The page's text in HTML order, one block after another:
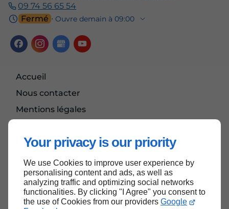
Your privacy is our priority
We use Cookies to improve user experience by
personalising content and ads, as well as
analyzing traffic and optimizing social networks
functionalities. By clicking "I Agree" you consent to
the use of Cookies from our providers Google
09 74 56 65 54
Fermé ⋅ Ouvre demain à 09:00
Accueil
Nous contacter
Mentions légales
Haut de page